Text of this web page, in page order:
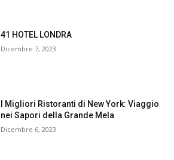
41 HOTEL LONDRA
Dicembre 7, 2023
I Migliori Ristoranti di New York: Viaggio
nei Sapori della Grande Mela
Dicembre 6, 2023